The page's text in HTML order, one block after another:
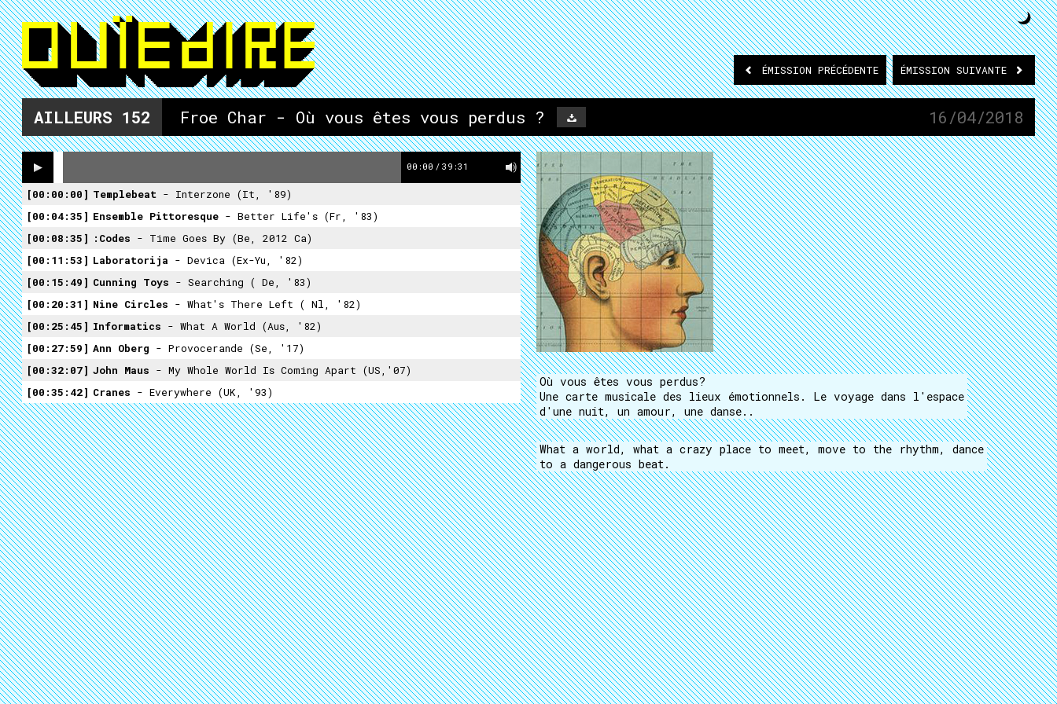
ÉMISSION PRÉCÉDENTE ÉMISSION SUIVANTE
AILLEURS 152 Froe Char - Où vous êtes vous perdus ? 16/04/2018
00:00 / 39:31
00:00:00 Templebeat - Interzone (It, '89)
00:04:35
Ensemble Pittoresque - Better Life's (Fr, '83)
00:08:35
:Codes - Time Goes By (Be, 2012 Ca)
00:11:53
Laboratorija - Devica (Ex-Yu, '82)
00:15:49
Cunning Toys - Searching ( De, '83)
00:20:31
Nine Circles - What's There Left ( Nl, '82)
00:25:45
Informatics - What A World (Aus, '82)
00:27:59
Ann Oberg - Provocerande (Se, '17)
00:32:07
John Maus - My Whole World Is Coming Apart (US,'07)
00:35:42
Cranes - Everywhere (UK, '93)
Où vous êtes vous perdus?
Une carte musicale des lieux émotionnels. Le voyage dans l'espace
d'une nuit, un amour, une danse..
What a world, what a crazy place to meet, move to the rhythm, dance
to a dangerous beat.